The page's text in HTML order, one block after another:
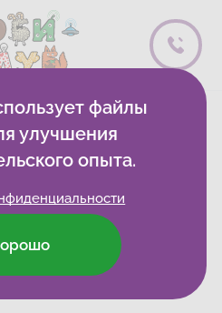
клубы
Санкт-
Невский
файлы
улучшения
опыта.